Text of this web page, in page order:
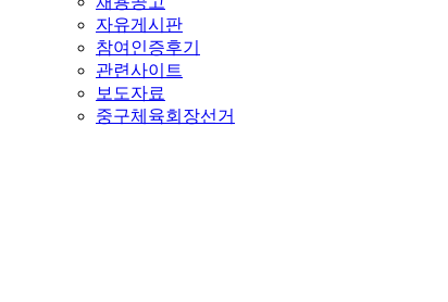
자유게시판
참여인증후기
관련사이트
보도자료
중구체육회장선거